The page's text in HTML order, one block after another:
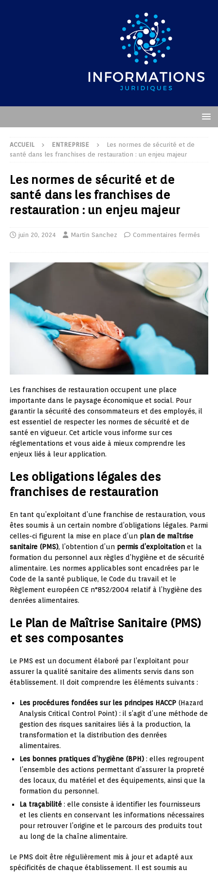
ACCUEIL ENTREPRISE
Les normes de sécurité et de
santé dans les franchises de restauration : un enjeu majeur
Les normes de sécurité et de
santé dans les franchises de
restauration : un enjeu majeur
juin 20, 2024 Martin Sanchez Commentaires fermés
Les franchises de restauration occupent une place
importante dans le paysage économique et social. Pour
garantir la sécurité des consommateurs et des employés, il
est essentiel de respecter les normes de sécurité et de
santé en vigueur. Cet article vous informe sur ces
réglementations et vous aide à mieux comprendre les
enjeux liés à leur application.
Les obligations légales des
franchises de restauration
En tant qu’exploitant d’une franchise de restauration, vous
êtes soumis à un certain nombre d’obligations légales. Parmi
celles-ci figurent la mise en place d’un plan de maîtrise
sanitaire (PMS), l’obtention d’un permis d’exploitation et la
formation du personnel aux règles d’hygiène et de sécurité
alimentaire. Les normes applicables sont encadrées par le
Code de la santé publique, le Code du travail et le
Règlement européen CE n°852/2004 relatif à l’hygiène des
denrées alimentaires.
Le Plan de Maîtrise Sanitaire (PMS)
et ses composantes
Le PMS est un document élaboré par l’exploitant pour
assurer la qualité sanitaire des aliments servis dans son
établissement. Il doit comprendre les éléments suivants :
Les procédures fondées sur les principes HACCP (Hazard
Analysis Critical Control Point) : il s’agit d’une méthode de
gestion des risques sanitaires liés à la production, la
transformation et la distribution des denrées
alimentaires.
Les bonnes pratiques d’hygiène (BPH) : elles regroupent
l’ensemble des actions permettant d’assurer la propreté
des locaux, du matériel et des équipements, ainsi que la
formation du personnel.
La traçabilité : elle consiste à identifier les fournisseurs
et les clients en conservant les informations nécessaires
pour retrouver l’origine et le parcours des produits tout
au long de la chaîne alimentaire.
Le PMS doit être régulièrement mis à jour et adapté aux
spécificités de chaque établissement. Il est soumis au